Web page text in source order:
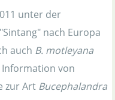
unter der
nach Europa
auch B. motleyana
von
zur Art Bucephalandra